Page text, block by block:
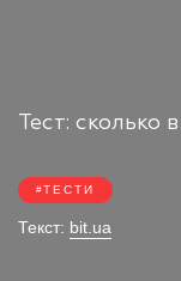
Тест: сколько
ТЕСТИ
Текст: bit.ua